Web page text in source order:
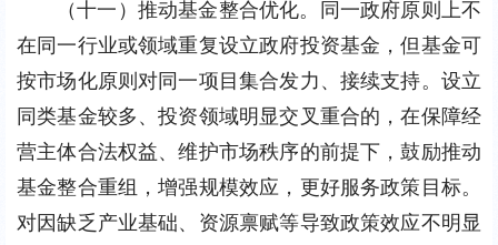
（十一）推动基金整合优化。同一政府原则上不
在同一行业或领域重复设立政府投资基金，但基金可
按市场化原则对同一项目集合发力、接续支持。设立
同类基金较多、投资领域明显交叉重合的，在保障经
营主体合法权益、维护市场秩序的前提下，鼓励推动
基金整合重组，增强规模效应，更好服务政策目标。
对因缺乏产业基础、资源禀赋等导致政策效应不明显